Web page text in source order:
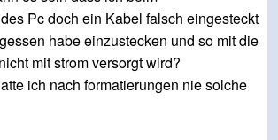
Pc doch ein Kabel falsch eingesteckt
habe einzustecken und so mit die
mit strom versorgt wird?
ich nach formatierungen nie solche